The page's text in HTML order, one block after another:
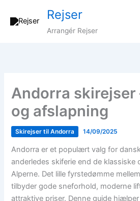
Rejser
Arrangér Rejser
Andorra skirejser
og afslapning
Skirejser til Andorra 14/09/2025
Andorra er et populært valg for
anderledes skiferie end de klassiske
Alperne. Det lille fyrstedømme
tilbyder gode sneforhold, moderne
attraktive priser. Denne guide